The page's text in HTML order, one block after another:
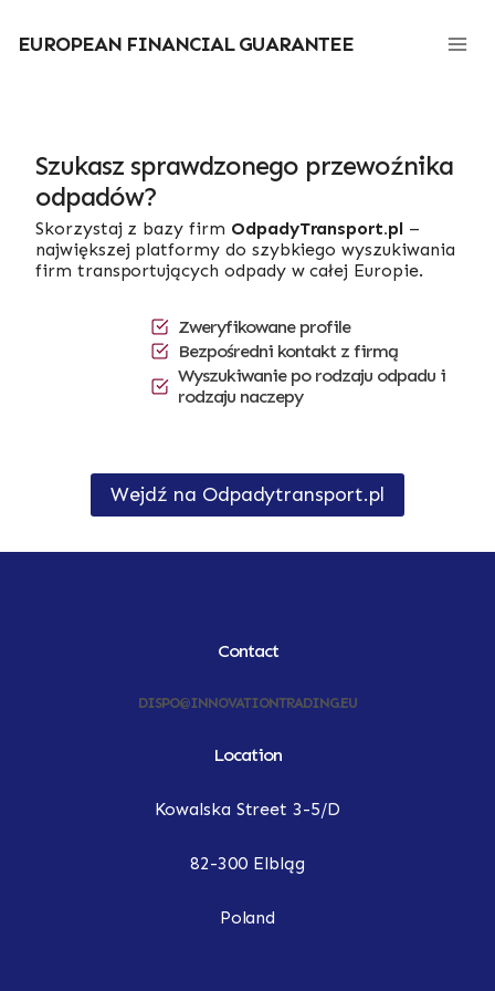
treści
EUROPEAN FINANCIAL GUARANTEE
Szukasz sprawdzonego przewoźnika
odpadów?
Skorzystaj z bazy firm OdpadyTransport.pl–
największej platformy do szybkiego wyszukiwania
firm transportujących odpady w całej Europie.
Zweryfikowane profile
Bezpośredni kontakt z firmą
Wyszukiwanie po rodzaju odpadu i
rodzaju naczepy
Wejdź na Odpadytransport.pl
Contact
DISPO@INNOVATIONTRADING.EU
Location
Kowalska Street 3-5/D
82-300 Elbląg
Poland